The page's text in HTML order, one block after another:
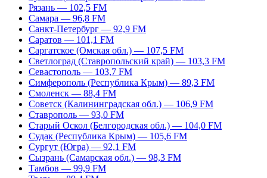
Рязань — 102,5 FM
Самара — 96,8 FM
Санкт-Петербург — 92,9 FM
Саратов — 101,1 FM
Саргатское (Омская обл.) — 107,5 FM
Светлоград (Ставропольский край) — 103,3 FM
Севастополь — 103,7 FM
Симферополь (Республика Крым) — 89,3 FM
Смоленск — 88,4 FM
Советск (Калининградская обл.) — 106,9 FM
Ставрополь — 93,0 FM
Старый Оскол (Белгородская обл.) — 104,0 FM
Судак (Республика Крым) — 105,6 FM
Сургут (Югра) — 92,1 FM
Сызрань (Самарская обл.) — 98,3 FM
Тамбов — 99,9 FM